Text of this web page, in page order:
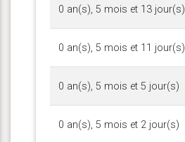
0 an(s), 5 mois et 13 jour(s)
0 an(s), 5 mois et 11 jour(s)
0 an(s), 5 mois et 5 jour(s)
0 an(s), 5 mois et 2 jour(s)